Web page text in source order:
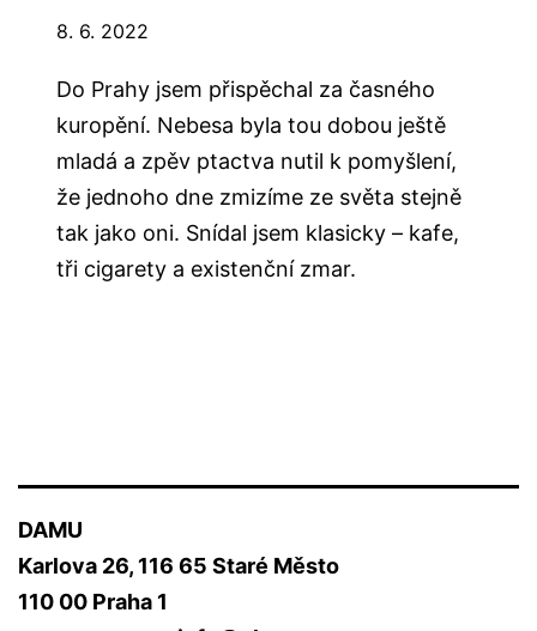
8. 6. 2022
Do Prahy jsem přispěchal za časného
kuropění. Nebesa byla tou dobou ještě
mladá a zpěv ptactva nutil k pomyšlení,
že jednoho dne zmizíme ze světa stejně
tak jako oni. Snídal jsem klasicky – kafe,
tři cigarety a existenční zmar.
DAMU
Karlova 26, 116 65 Staré Město
110 00 Praha 1